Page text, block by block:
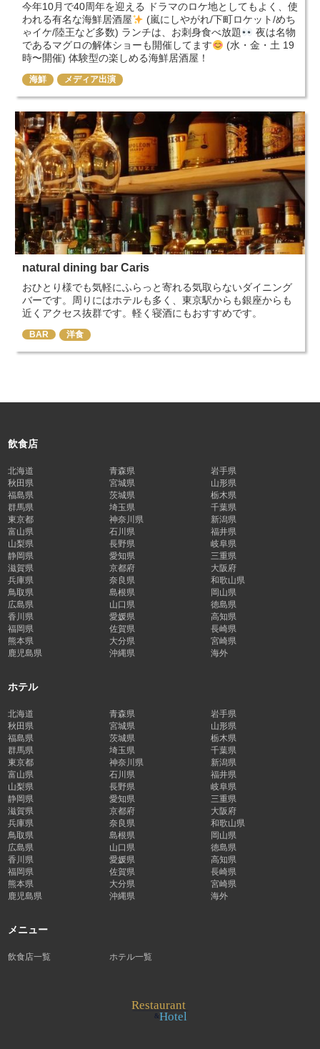
今年10月で40周年を迎える ドラマのロケ地としてもよく、使
われる有名な海鮮居酒屋
(嵐にしやがれ/下町ロケット/めち
ゃイケ/陸王など多数) ランチは、お刺身食べ放題
夜は名物
であるマグロの解体ショーも開催してます
(水・金・土 19
時〜開催) 体験型の楽しめる海鮮居酒屋！
海鮮 メディア出演
natural dining bar Caris
おひとり様でも気軽にふらっと寄れる気取らないダイニング
バーです。周りにはホテルも多く、東京駅からも銀座からも
近くアクセス抜群です。軽く寝酒にもおすすめです。
BAR 洋食
飲食店
北海道 青森県
岩手県
秋田県
宮城県
山形県
福島県
茨城県
栃木県
群馬県
埼玉県
千葉県
東京都
神奈川県
新潟県
富山県
石川県
福井県
山梨県
長野県
岐阜県
静岡県
愛知県
三重県
滋賀県
京都府
大阪府
兵庫県
奈良県
和歌山県
鳥取県
島根県
岡山県
広島県
山口県
徳島県
香川県
愛媛県
高知県
福岡県
佐賀県
長崎県
熊本県
大分県
宮崎県
鹿児島県
沖縄県 海外
ホテル
北海道 青森県
岩手県
秋田県
宮城県
山形県
福島県
茨城県
栃木県
群馬県
埼玉県
千葉県
東京都
神奈川県
新潟県
富山県
石川県
福井県
山梨県
長野県
岐阜県
静岡県
愛知県
三重県
滋賀県
京都府
大阪府
兵庫県
奈良県
和歌山県
鳥取県
島根県
岡山県
広島県
山口県
徳島県
香川県
愛媛県
高知県
福岡県
佐賀県
長崎県
熊本県
大分県
宮崎県
鹿児島県
沖縄県 海外
メニュー
飲食店一覧 ホテル一覧